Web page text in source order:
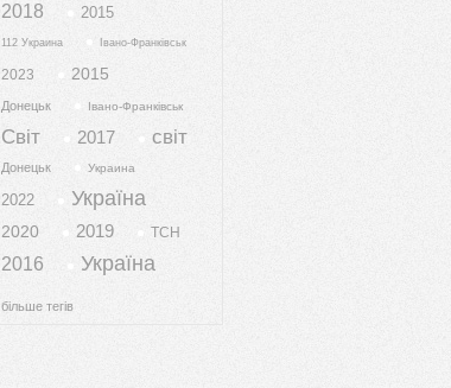
2018 2015
112 Украина Івано-Франківськ
2023 2015
Донецьк Івано-Франківськ
Світ 2017 світ
Донецьк Украина
2022 Україна
2020 2019 ТСН
2016 Україна
більше тегів